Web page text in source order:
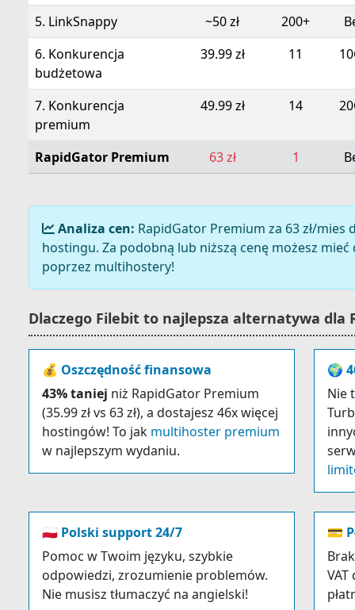
5. LinkSnappy
~50 zł 200+
6. Konkurencja
budżetowa
39.99 zł 11
7. Konkurencja
premium
49.99 zł 14
RapidGator Premium 63 zł 1
Analiza cen: RapidGator Premium za 63 zł/
hostingu. Za podobną lub niższą cenę możesz
poprzez multihostery!
Dlaczego Filebit to najlepsza alternatywa dla
💰 Oszczędność finansowa
43% taniej niż RapidGator Premium
(35.99 zł vs 63 zł), a dostajesz 46x więcej
hostingów! To jak multihoster premium
w najlepszym wydaniu.
🌍
Nie
🇵🇱 Polski support 24/7
Pomoc w Twoim języku, szybkie
odpowiedzi, zrozumienie problemów.
Nie musisz tłumaczyć na angielski!
💳